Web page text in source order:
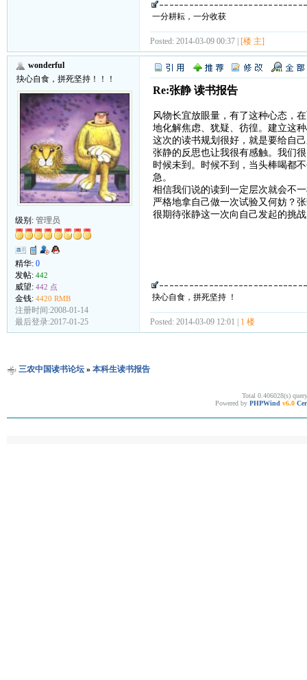
一分耕耘，一分收获
Posted: 2014-03-09 00:37 | [楼 主]
wonderful
抉心自食，拼死坚持！！！
级别: 管理员
精华: 0
发帖: 442
威望: 442 点
金钱: 4420 RMB
注册时间:2008-01-14
最后登录:2017-01-25
Re:张静 读书报告
风物长宜放眼量，有了这种心态，
地化解焦虑、犹疑、彷徨。建立这
这次的读书规划很好，就是要给自
张静的反思也让我很有感触。我们
时候未到。时候不到，当头棒喝都
急。
相信我们说的读到一定层次就会不
严格地拿自己做一次试验又何妨？
很期待张静这一次向自己发起的挑
抉心自食，拼死坚持 ！
Posted: 2014-03-09 12:01 | 1 楼
三农中国读书论坛» 本科生读书报告
Total 0.406028(s)
Powered by PHPWind v6.0